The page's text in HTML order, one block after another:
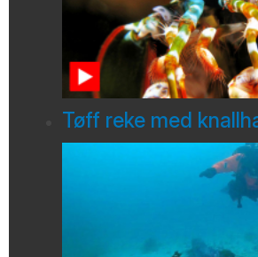
Tøff reke med